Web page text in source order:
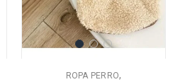
ROPA PERRO,